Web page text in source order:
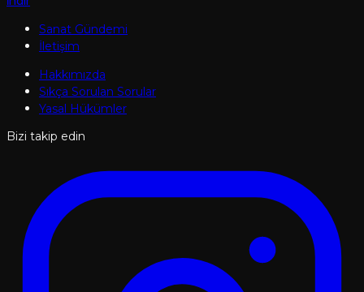
Sanat Gündemi
İletişim
Hakkımızda
Sıkça Sorulan Sorular
Yasal Hükümler
Bizi takip edin